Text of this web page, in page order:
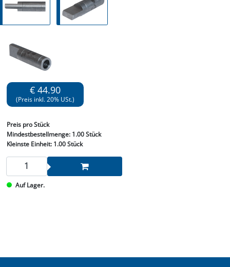
€ 44.90
(Preis inkl. 20% USt.)
Preis pro Stück
Mindestbestellmenge: 1.00 Stück
Kleinste Einheit:1.00 Stück
Auf Lager.